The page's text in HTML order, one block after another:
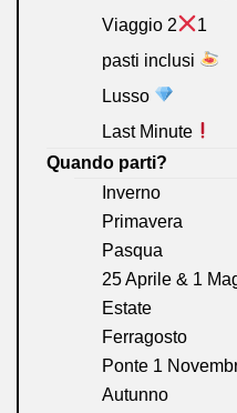
Viaggio 2
1
pasti inclusi
Lusso
Last Minute
Quando parti?
Inverno
Primavera
Pasqua
25 Aprile & 1
Estate
Ferragosto
Ponte 1
Autunno